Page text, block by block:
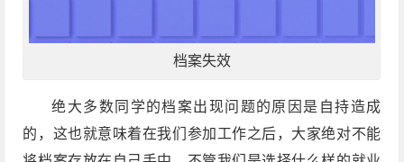
档案失效
绝大多数同学的档案出现问题的原因是自持造成
的，这也就意味着在我们参加工作之后，大家绝对不能